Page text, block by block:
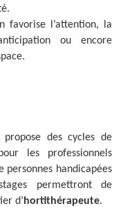
favorise l’attention, la
ou encore
des cycles de
les professionnels
personnes handicapées
permettront de
d’ hortithérapeute.